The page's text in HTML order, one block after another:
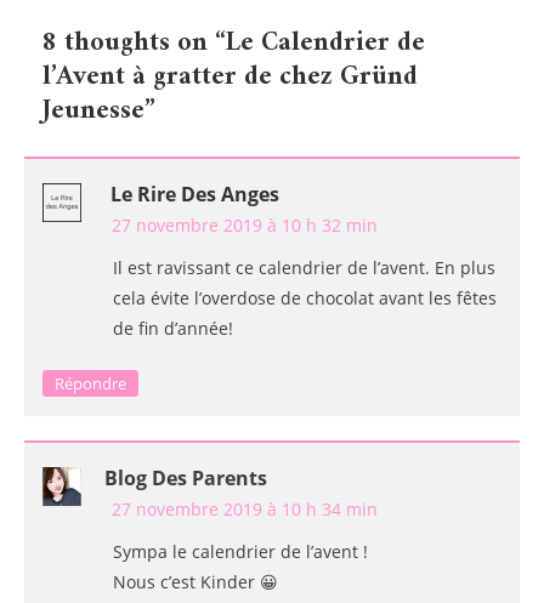
de
l’article
8 thoughts on “Le Calendrier de
l’Avent à gratter de chez Gründ
Jeunesse”
Le Rire Des Anges
27 novembre 2019 à 10 h 32 min
Il est ravissant ce calendrier de l’avent. En plus
cela évite l’overdose de chocolat avant les fêtes
de fin d’année!
Répondre
Blog Des Parents
27 novembre 2019 à 10 h 34 min
Sympa le calendrier de l’avent !
Nous c’est Kinder 😀